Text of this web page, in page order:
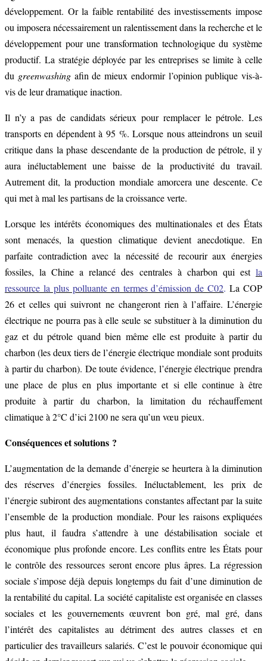
développement. Or la faible rentabilité des investissements impose
ou imposera nécessairement un ralentissement dans la recherche et le
développement pourune transformation technologique du système
productif. La stratégie déployée par les entreprises se limite à celle
du greenwashingafin de mieux endormir l’opinion publique vis-à-
vis de leur dramatique inaction.
Il n’y a pas de candidats sérieux pour remplacer le pétrole. Les
transports en dépendent à 95 %. Lorsque nous atteindrons un seuil
critique dans la phase descendante de la production de pétrole, il y
aura inéluctablement une baisse de la productivité du travail.
Autrement dit, la production mondiale amorcera une descente. Ce
qui met à mal les partisans de la croissance verte.
Lorsque les intérêts économiques des multinationales et des États
sont menacés, la question climatique devient anecdotique. En
parfaite contradiction avec la nécessité de recourir aux énergies
fossiles, la Chine a relancé des centrales à charbon qui est la
ressource la plus polluante en termes d’émission de C02. La COP
26 et celles qui suivront ne changeront rien à l’affaire. L’énergie
électrique ne pourra pas à elle seule se substituer à la diminution du
gaz et du pétrole quand bien même elle est produite à partir du
charbon (les deux tiers de l’énergie électrique mondiale sont produits
à partir du charbon). De toute évidence, l’énergie électrique prendra
une place de plus en plus importante et si elle continue à être
produite à partir du charbon, la limitation du réchauffement
climatique à 2°C d’ici 2100 ne sera qu’un vœu pieux.
Conséquences et solutions ?
L’augmentation de la demande d’énergie se heurtera à la diminution
des réserves d’énergies fossiles. Inéluctablement, les prix de
l’énergie subiront des augmentations constantes affectant par la suite
l’ensemble de la production mondiale. Pour les raisons expliquées
plus haut, il faudra s’attendre à une déstabilisation sociale et
économique plus profonde encore. Les conflits entre les États pour
le contrôle des ressources seront encore plus âpres. La régression
sociale s’impose déjà depuis longtemps du fait d’une diminution de
la rentabilité du capital. La société capitaliste est organisée en classes
sociales et les gouvernements œuvrent bon gré, mal gré, dans
l’intérêt des capitalistes au détriment des autres classes et en
particulier des travailleurs salariés. C’est le pouvoir économique qui